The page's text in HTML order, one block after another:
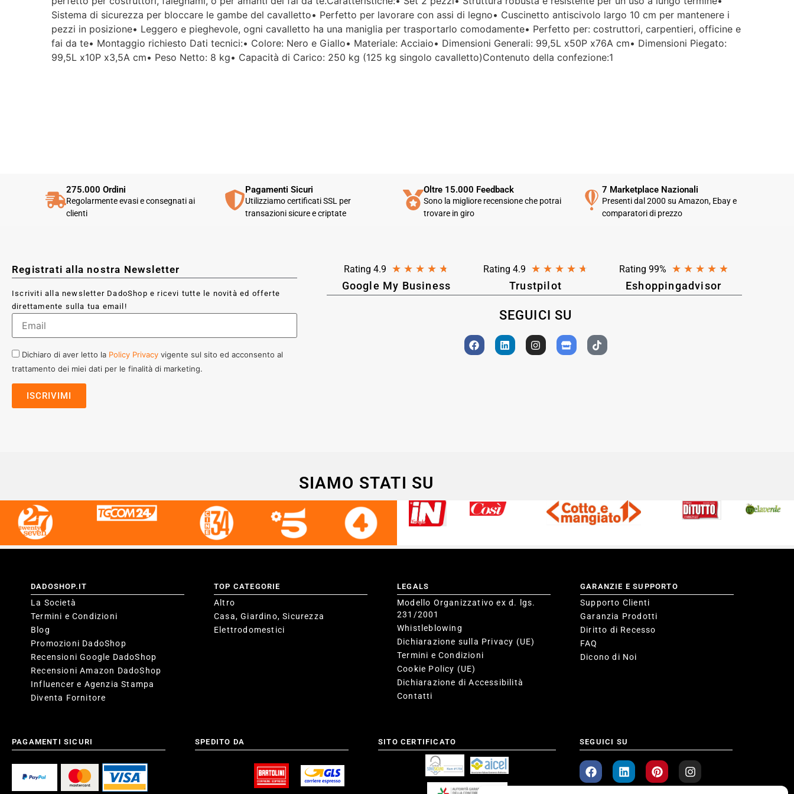
aspettavo un servizio clienti molto
più efficiente. L'assistenza è
disponibile solo in fasce orarie
molto limitate e, nel mio caso, la
gestione del post-vendita è stata
lenta e poco rassicurante.
Sistema di sicurezza per bloccare le gambe del cavalletto• Perfetto per lavorare con assi di legno• Cuscinetto antiscivolo largo 10 cm per mantenere i
pezzi in posizione• Leggero e pieghevole, ogni cavalletto ha una maniglia per trasportarlo comodamente• Perfetto per: costruttori, carpentieri, officine e
fai da te• Montaggio richiesto Dati tecnici:• Colore: Nero e Giallo• Materiale: Acciaio• Dimensioni Generali: 99,5L x50P x76A cm• Dimensioni Piegato:
99,5L x10P x3,5A cm• Peso Netto: 8 kg• Capacità di Carico: 250 kg (125 kg singolo cavalletto)Contenuto della confezione:1
275.000 Ordini
Regolarmente evasi e consegnati ai
clienti
Pagamenti Sicuri
Utilizziamo certificati SSL per
transazioni sicure e criptate
Oltre 15.000 Feedback
Sono la migliore recensione che potrai
trovare in giro
7 Marketplace Nazionali
Presenti dal 2000 su Amazon, Ebay e
comparatori di prezzo
Registrati alla nostra Newsletter
Iscriviti alla newsletter DadoShop e ricevi tutte le novità ed offerte
direttamente sulla tua email!
Dichiaro di aver letto la Policy Privacy vigente sul sito ed acconsento al
trattamento dei miei dati per le finalità di marketing.
Rating 4.9 ★ ★ ★ ★ ★
Google My Business
Rating 4.9 ★ ★ ★ ★ ★
Trustpilot
Rating 99% ★ ★ ★ ★ ★
Eshoppingadvisor
SEGUICI SU
SIAMO STATI SU
DADOSHOP.IT
La Società
Termini e Condizioni
Blog
Promozioni DadoShop
Recensioni Google DadoShop
Recensioni Amazon DadoShop
Influencer e Agenzia Stampa
Diventa Fornitore
TOP CATEGORIE
Altro
Casa, Giardino, Sicurezza
Elettrodomestici
LEGALS
Modello Organizzativo ex d. lgs.
231/2001
Whistleblowing
Dichiarazione sulla Privacy (UE)
Termini e Condizioni
Cookie Policy (UE)
Dichiarazione di Accessibilità
Contatti
GARANZIE E SUPPORTO
Supporto Clienti
Garanzia Prodotti
Diritto di Recesso
FAQ
Dicono di Noi
PAGAMENTI SICURI SPEDITO DA SITO CERTIFICATO SEGUICI SU